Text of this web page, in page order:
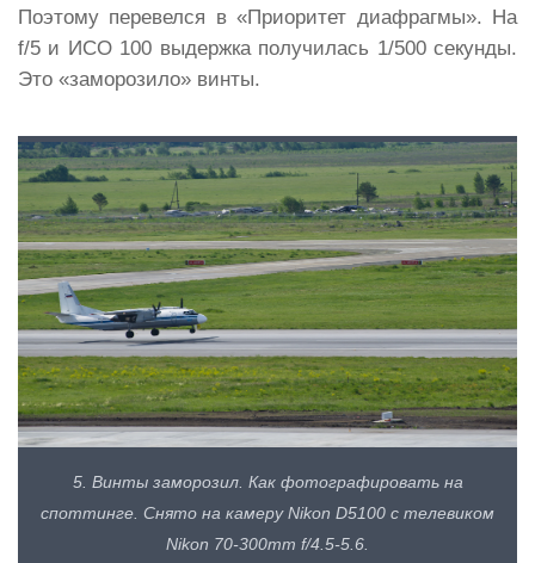
Поэтому перевелся в «Приоритет диафрагмы». На
f/5 и ИСО 100 выдержка получилась 1/500 секунды.
Это «заморозило» винты.
5. Винты заморозил. Как фотографировать на
споттинге. Снято на камеру Nikon D5100 с телевиком
Nikon 70-300mm f/4.5-5.6.